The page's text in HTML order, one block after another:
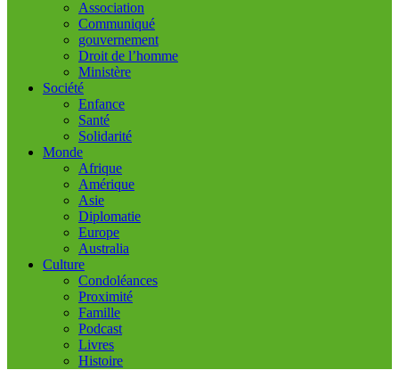
Association
Communiqué
gouvernement
Droit de l’homme
Ministère
Société
Enfance
Santé
Solidarité
Monde
Afrique
Amérique
Asie
Diplomatie
Europe
Australia
Culture
Condoléances
Proximité
Famille
Podcast
Livres
Histoire